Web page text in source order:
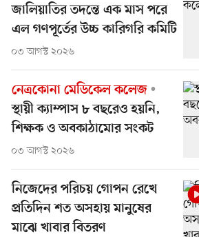
জালিয়াতির তদন্তে এক মাস পরে
এল গণপূর্তের উচ্চ কারিগরি কমিটি
০৩ আগস্ট ২০২৬
নেত্রকোনা মেডিকেল কলেজ
স্থায়ী ক্যাম্পাস ৮ বছরেও হয়নি,
শিক্ষক ও অবকাঠামোর সংকট
০৩ আগস্ট ২০২৬
নিজেদের পরিচয় গোপন রেখে
প্রতিদিন শত অসহায় মানুষের
মাঝে খাবার বিতরণ